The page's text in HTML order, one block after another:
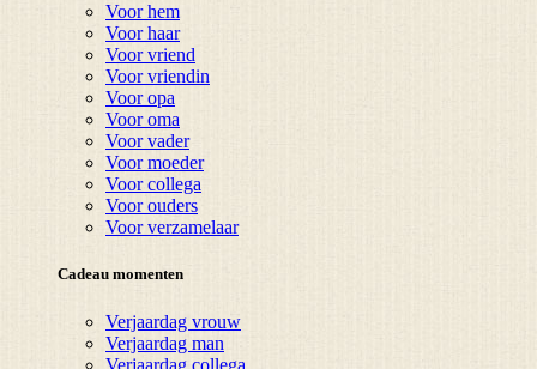
Voor hem
Voor haar
Voor vriend
Voor vriendin
Voor opa
Voor oma
Voor vader
Voor moeder
Voor collega
Voor ouders
Voor verzamelaar
Cadeau momenten
Verjaardag vrouw
Verjaardag man
Verjaardag collega